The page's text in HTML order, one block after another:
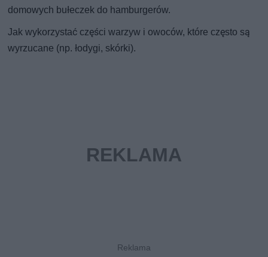
domowych bułeczek do hamburgerów.
Jak wykorzystać części warzyw i owoców, które często są
wyrzucane (np. łodygi, skórki).